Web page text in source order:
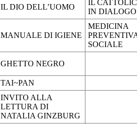
IL DIO DELL’UOMO
IL
IN
MANUALE DI IGIENE
MEDICINA
SOCIALE
GHETTO NEGRO
TAI~PAN
INVITO ALLA
LETTURA DI
NATALIA GINZBURG